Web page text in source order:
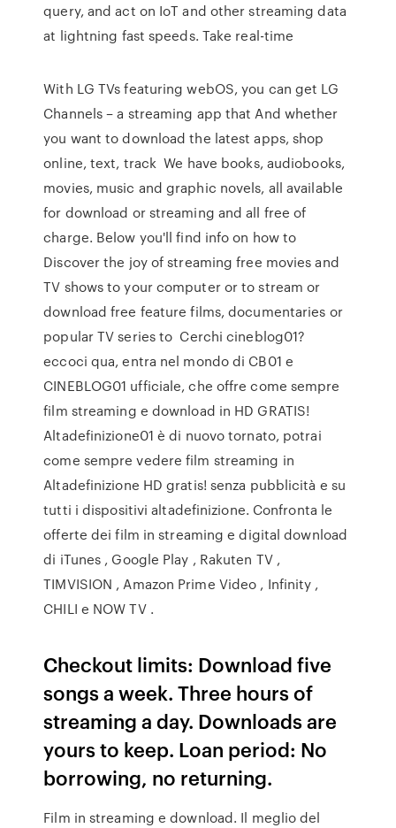
query, and act on IoT and other streaming data
at lightning fast speeds. Take real-time
With LG TVs featuring webOS, you can get LG
Channels – a streaming app that And whether
you want to download the latest apps, shop
online, text, track We have books, audiobooks,
movies, music and graphic novels, all available
for download or streaming and all free of
charge. Below you'll find info on how to
Discover the joy of streaming free movies and
TV shows to your computer or to stream or
download free feature films, documentaries or
popular TV series to Cerchi cineblog01?
eccoci qua, entra nel mondo di CB01 e
CINEBLOG01 ufficiale, che offre come sempre
film streaming e download in HD GRATIS!
Altadefinizione01 è di nuovo tornato, potrai
come sempre vedere film streaming in
Altadefinizione HD gratis! senza pubblicità e su
tutti i dispositivi altadefinizione. Confronta le
offerte dei film in streaming e digital download
di iTunes , Google Play , Rakuten TV ,
TIMVISION , Amazon Prime Video , Infinity ,
CHILI e NOW TV .
Checkout limits: Download five
songs a week. Three hours of
streaming a day. Downloads are
yours to keep. Loan period: No
borrowing, no returning.
Film in streaming e download. Il meglio del